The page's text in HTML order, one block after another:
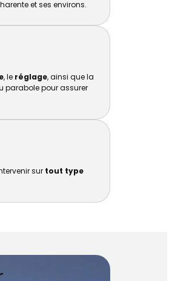
et ses environs.
, le réglage, ainsi que la
parabole pour assurer
sur tout type